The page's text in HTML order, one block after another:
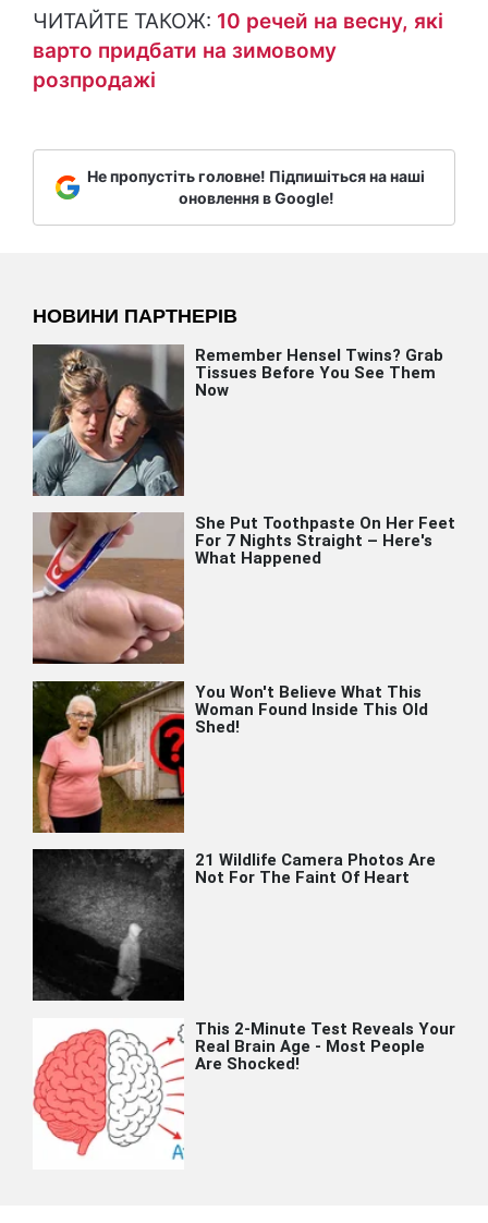
ЧИТАЙТЕ ТАКОЖ: 10 речей на весну, які
варто придбати на зимовому
розпродажі
Не пропустіть головне! Підпишіться на наші
оновлення в Google!